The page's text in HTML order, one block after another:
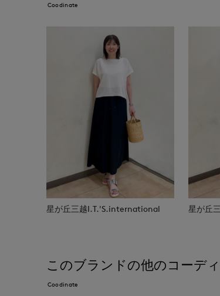
Coodinate
星が丘三越I.T.'S.international 星が丘
このブランドの他のコーデ
Coodinate